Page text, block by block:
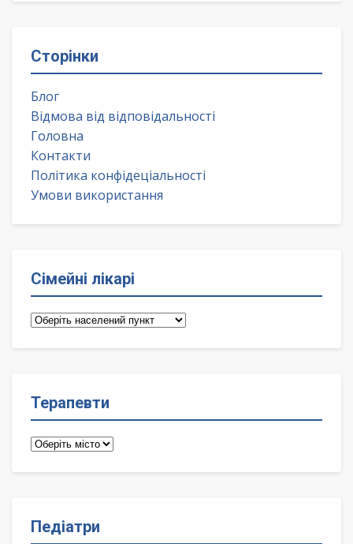
Сторінки
Блог
Відмова від відповідальності
Головна
Контакти
Політика конфідеціальності
Умови використання
Сімейні лікарі
Сімейні
Терапевти
Терапевти
Педіатри